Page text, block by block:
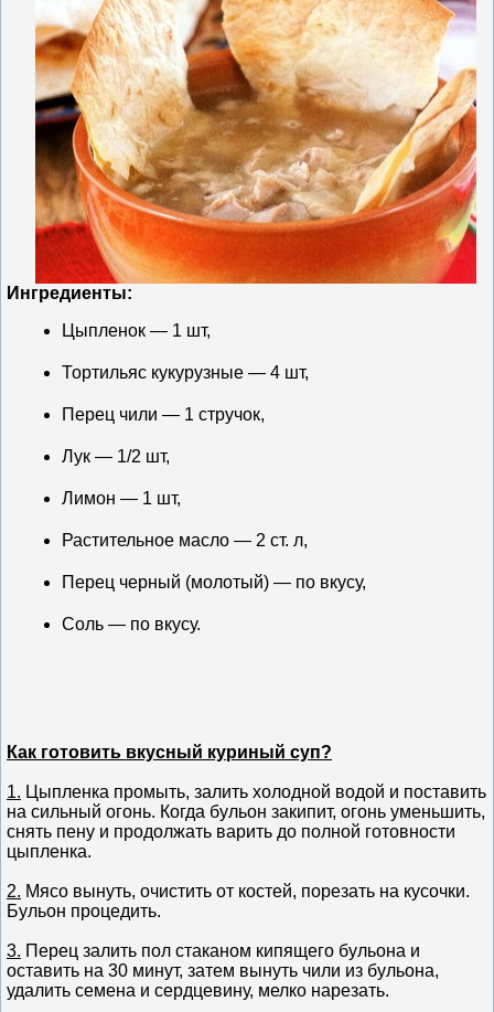
Ингредиенты:
Цыпленок — 1 шт,
Тортильяс кукурузные — 4 шт,
Перец чили — 1 стручок,
Лук — 1/2 шт,
Лимон — 1 шт,
Растительное масло — 2 ст. л,
Перец черный (молотый) — по вкусу,
Соль — по вкусу.
Как готовить вкусный куриный суп?
1. Цыпленка промыть, залить холодной водой и поставить
на сильный огонь. Когда бульон закипит, огонь уменьшить,
снять пену и продолжать варить до полной готовности
цыпленка.
2. Мясо вынуть, очистить от костей, порезать на кусочки.
Бульон процедить.
3. Перец залить пол стаканом кипящего бульона и
оставить на 30 минут, затем вынуть чили из бульона,
удалить семена и сердцевину, мелко нарезать.